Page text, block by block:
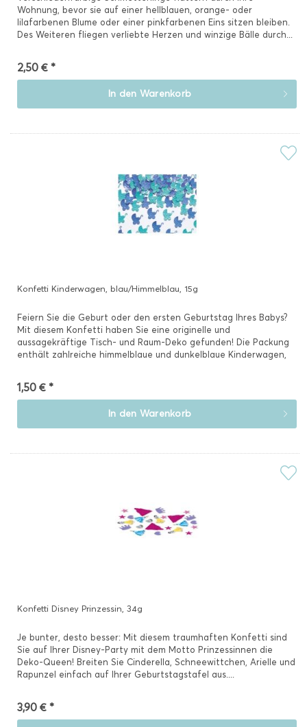
Wohnung, bevor sie auf einer hellblauen, orange- oder
lilafarbenen Blume oder einer pinkfarbenen Eins sitzen bleiben.
Des Weiteren fliegen verliebte Herzen und winzige Bälle durch...
2,50 € *
In den Warenkorb
Konfetti Kinderwagen, blau/Himmelblau, 15g
Feiern Sie die Geburt oder den ersten Geburtstag Ihres Babys?
Mit diesem Konfetti haben Sie eine originelle und
aussagekräftige Tisch- und Raum-Deko gefunden! Die Packung
enthält zahlreiche himmelblaue und dunkelblaue Kinderwagen,
1,50 € *
In den Warenkorb
Konfetti Disney Prinzessin, 34g
Je bunter, desto besser: Mit diesem traumhaften Konfetti sind
Sie auf Ihrer Disney-Party mit dem Motto Prinzessinnen die
Deko-Queen! Breiten Sie Cinderella, Schneewittchen, Arielle und
Rapunzel einfach auf Ihrer Geburtstagstafel aus....
3,90 € *